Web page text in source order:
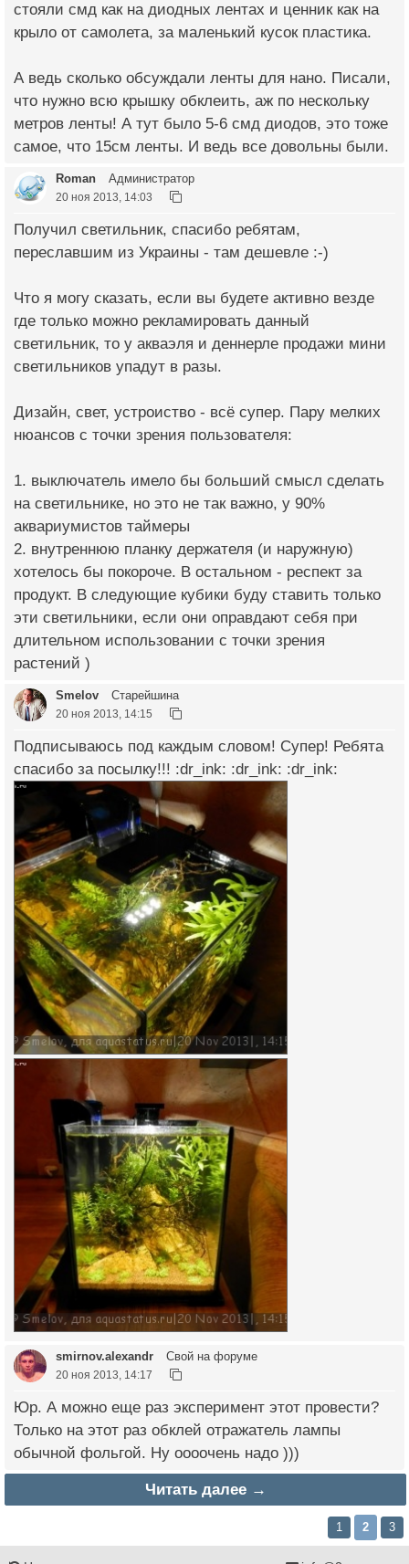
стояли смд как на диодных лентах и ценник как на
крыло от самолета, за маленький кусок пластика.
А ведь сколько обсуждали ленты для нано. Писали,
что нужно всю крышку обклеить, аж по нескольку
метров ленты! А тут было 5-6 смд диодов, это тоже
самое, что 15см ленты. И ведь все довольны были.
Roman Администратор
20 ноя 2013, 14:03
Получил светильник, спасибо ребятам,
переславшим из Украины - там дешевле :-)
Что я могу сказать, если вы будете активно везде
где только можно рекламировать данный
светильник, то у акваэля и деннерле продажи мини
светильников упадут в разы.
Дизайн, свет, устроиство - всё супер. Пару мелких
нюансов с точки зрения пользователя:
1. выключатель имело бы больший смысл сделать
на светильнике, но это не так важно, у 90%
аквариумистов таймеры
2. внутреннюю планку держателя (и наружную)
хотелось бы покороче. В остальном - респект за
продукт. В следующие кубики буду ставить только
эти светильники, если они оправдают себя при
длительном использовании с точки зрения
растений )
Smelov Старейшина
20 ноя 2013, 14:15
Подписываюсь под каждым словом! Супер! Ребята
спасибо за посылку!!! :dr_ink: :dr_ink: :dr_ink:
smirnov.alexandr Свой на форуме
20 ноя 2013, 14:17
Юр. А можно еще раз эксперимент этот провести?
Только на этот раз обклей отражатель лампы
обычной фольгой. Ну оооочень надо )))
Читать далее →
1 2 3